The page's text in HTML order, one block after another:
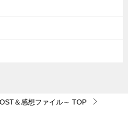
＆感想ファイル～ TOP